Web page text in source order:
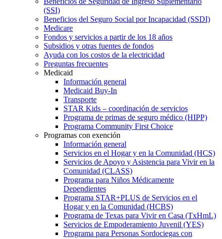
(SSI)
Beneficios del Seguro Social por Incapacidad (SSDI)
Medicare
Fondos y servicios a partir de los 18 años
Subsidios y otras fuentes de fondos
Ayuda con los costos de la electricidad
Preguntas frecuentes
Medicaid
Información general
Medicaid Buy-In
Transporte
STAR Kids – coordinación de servicios
Programa de primas de seguro médico (HIPP)
Programa Community First Choice
Programas con exención
Información general
Servicios en el Hogar y en la Comunidad (HCS)
Servicios de Apoyo y Asistencia para Vivir en la
Comunidad (CLASS)
Programa para Niños Médicamente
Dependientes
Programa STAR+PLUS de Servicios en el
Hogar y en la Comunidad (HCBS)
Programa de Texas para Vivir en Casa (TxHmL)
Servicios de Empoderamiento Juvenil (YES)
Programa para Personas Sordociegas con